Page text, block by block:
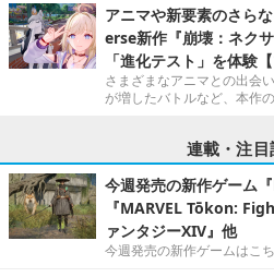
アニマや新要素のさら
erse新作『崩壊：ネク
「進化テスト」を体験
さまざまなアニマとの出会
が増したバトルなど、本作
連載・注目
今週発売の新作ゲーム
『MARVEL Tōkon:
ァンタジーXIV』他
今週発売の新作ゲームはこち